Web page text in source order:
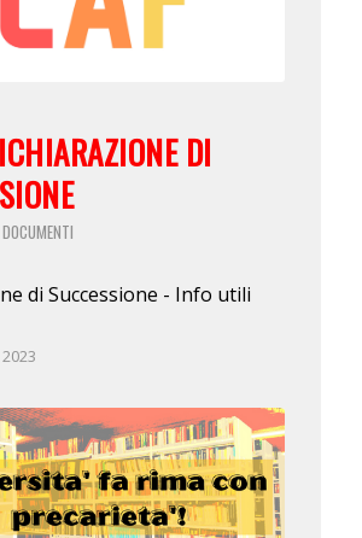
DI
DOCUMENTI
di Successione - Info utili